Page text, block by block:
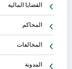
القضايا المالية
المحاكم
المخالفات
المدونة